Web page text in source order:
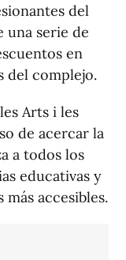
del
una serie de
en
del complejo.
Arts i les
de acercar la
a todos los
educativas y
accesibles.